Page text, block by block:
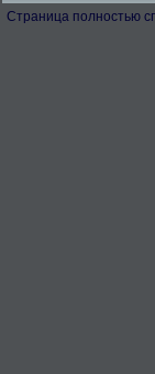
Страница полностью